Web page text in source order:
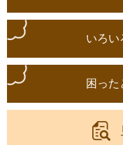
いろい
困っ